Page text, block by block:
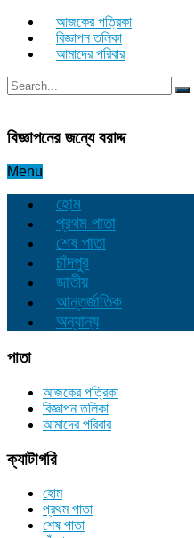
আজকের পত্রিকা
বিজ্ঞাপন তলিকা
আমাদের পরিবার
বিজ্ঞাপনের জন্যে বরাদ্দ
Menu
হোম
প্রথম পাতা
শেষ পাতা
চাঁদপুর
জাতীয়
আন্তর্জাতিক
অন্যান্য
পাতা
আজকের পত্রিকা
বিজ্ঞাপন তলিকা
আমাদের পরিবার
ক্যাটাগরি
হোম
প্রথম পাতা
শেষ পাতা